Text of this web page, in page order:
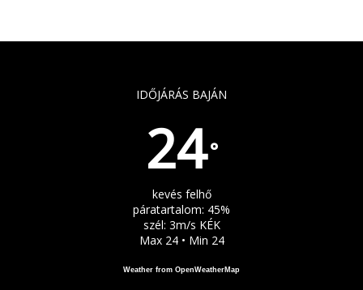
IDŐJÁRÁS BAJÁN
24°
kevés felhő
páratartalom: 45%
szél: 3m/s KÉK
Max 24 • Min 24
Weather from OpenWeatherMap